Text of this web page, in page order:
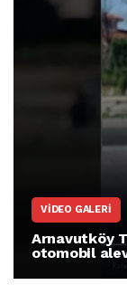
VIDEO GALERI
Arnavutköy
otomobil